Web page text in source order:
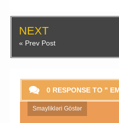
NEXT
« Prev Post
0 RESPONSE TO "
Smaylikləri Göstər